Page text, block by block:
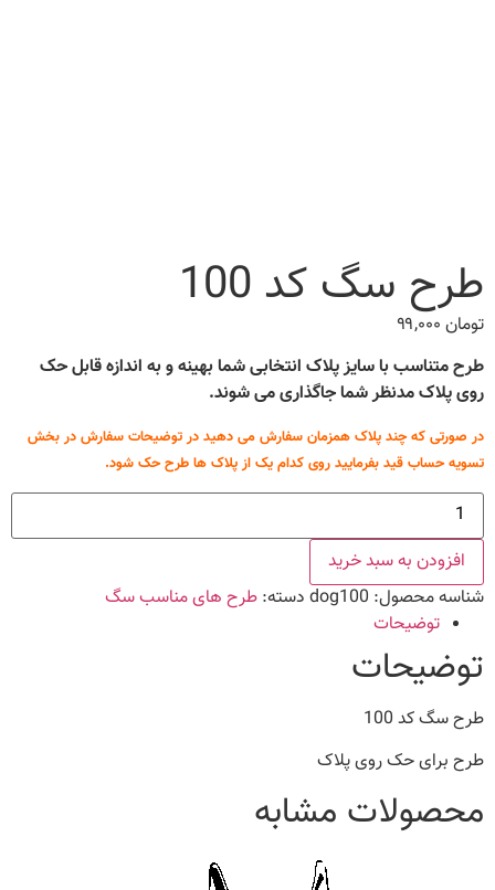
طرح سگ کد 100
تومان
طرح متناسب با سایز پلاک انتخابی شما بهینه و به اندازه قابل حک
روی پلاک مدنظر شما جاگذاری می شوند.
در صورتی که چند پلاک همزمان سفارش می دهید در توضیحات سفارش در بخش
تسویه حساب قید بفرمایید روی کدام یک از پلاک ها طرح حک شود.
طرح
سگ
کد
100
عددافزودن به سبد خرید
شناسه محصول: dog100 دسته: طرح های مناسب سگ
توضیحات
توضیحات
طرح سگ کد 100
طرح برای حک روی پلاک
محصولات مشابه